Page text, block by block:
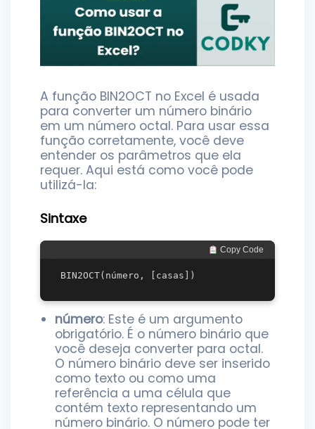
A função BIN2OCT no Excel é usada
para converter um número binário
em um número octal. Para usar essa
função corretamente, você deve
entender os parâmetros que ela
requer. Aqui está como você pode
utilizá-la:
Sintaxe
Copy Code
número: Este é um argumento
obrigatório. É o número binário que
você deseja converter para octal.
O número binário deve ser inserido
como texto ou como uma
referência a uma célula que
contém texto representando um
número binário. O número pode ter